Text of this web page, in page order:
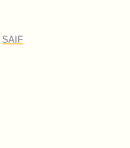
SAIF